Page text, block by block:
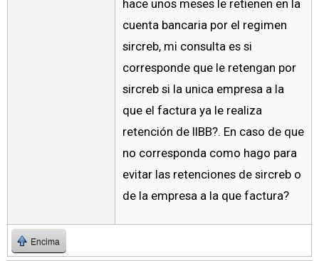
hace unos meses le retienen en la
cuenta bancaria por el regimen
sircreb, mi consulta es si
corresponde que le retengan por
sircreb si la unica empresa a la
que el factura ya le realiza
retención de IIBB?. En caso de que
no corresponda como hago para
evitar las retenciones de sircreb o
de la empresa a la que factura?
Encima